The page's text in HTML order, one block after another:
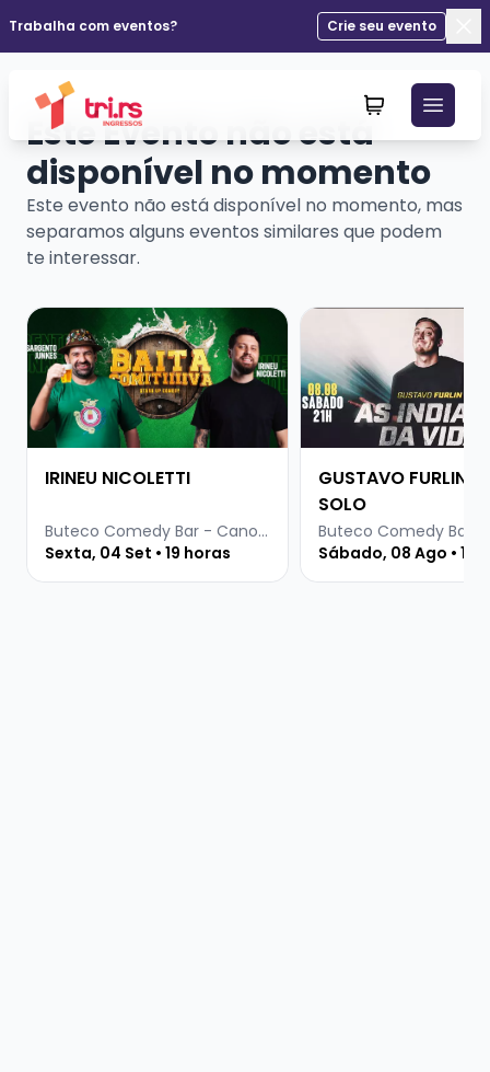
Trabalha com eventos?
Crie seu evento
Este Evento não está
disponível no momento
Este evento não está disponível no momento, mas
separamos alguns eventos similares que podem
te interessar.
Veja mais sobre IRINEU NICOLETTI
IRINEU NICOLETTI
Buteco Comedy Bar - Canoas
Sexta, 04 Set • 19 horas
Veja mais sobre
GUSTAVO FURLIN -
SOLO
Sábado, 08 Ago • 19